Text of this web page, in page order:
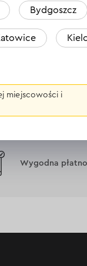
Wygodna
Bydgoszcz
miejscowości i